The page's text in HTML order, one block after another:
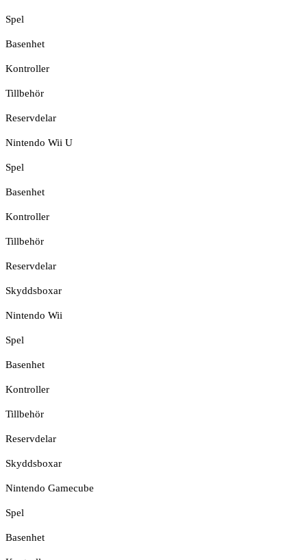
Spel
Basenhet
Kontroller
Tillbehör
Reservdelar
Nintendo Wii U
Spel
Basenhet
Kontroller
Tillbehör
Reservdelar
Skyddsboxar
Nintendo Wii
Spel
Basenhet
Kontroller
Tillbehör
Reservdelar
Skyddsboxar
Nintendo Gamecube
Spel
Basenhet